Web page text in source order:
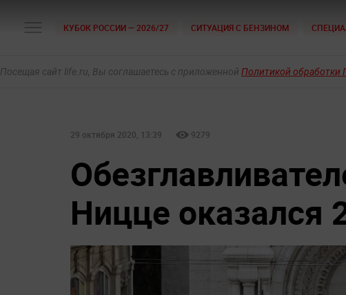
КУБОК РОССИИ — 2026/27 СИТУАЦИЯ С БЕНЗИНОМ
Посещая сайт life.ru, Вы соглашаетесь с приложенной Политикой обработки
29 октября 2020, 13:39 9279
Ницце оказался